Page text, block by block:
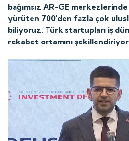
bağımsız AR-GE
yürüten 700'den fazla çok
biliyoruz. Türk startupları iş
rekabet ortamını